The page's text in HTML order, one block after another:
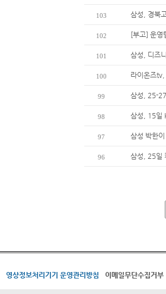
103 삼성, 경북
102 [부고] 운영
101 삼성, 디즈
100 라이온즈
99 삼성, 25-
98 삼성, 15일
97 삼성 박한
96 삼성, 25일
영상정보처리기기 운영관리방침 이메일무단수집거부